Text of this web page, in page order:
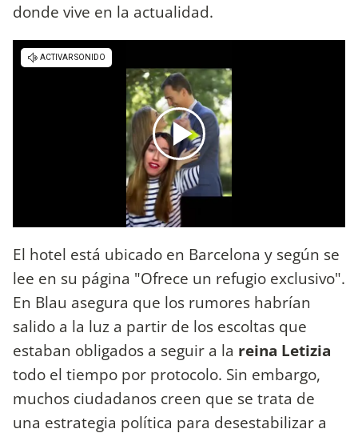
donde vive en la actualidad.
El hotel está ubicado en Barcelona y según se
lee en su página "Ofrece un refugio exclusivo".
En Blau asegura que los rumores habrían
salido a la luz a partir de los escoltas que
estaban obligados a seguir a la reina Letizia
todo el tiempo por protocolo. Sin embargo,
muchos ciudadanos creen que se trata de
una estrategia política para desestabilizar a